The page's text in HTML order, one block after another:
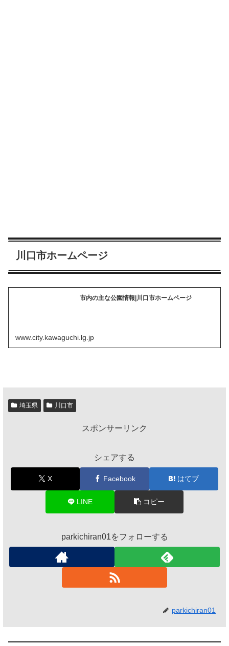
川口市ホームページ
市内の主な公園情報|川口市ホームページ
www.city.kawaguchi.lg.jp
埼玉県 川口市
スポンサーリンク
シェアする
X Facebook はてブ
LINE コピー
parkichiran01をフォローする
parkichiran01